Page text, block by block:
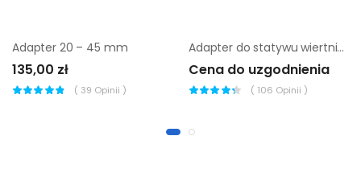
Adapter 20 – 45 mm
135,00 zł
( 39 Opinii )
Adapter do statywu wiertnicy Husqvarna DS 900
Cena do uzgodnienia
( 106 Opinii )